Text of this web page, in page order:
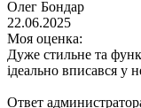
Олег Бондар
22.06.2025
Моя оценка:
Дуже стильне та
ідеально вписався у
Ответ